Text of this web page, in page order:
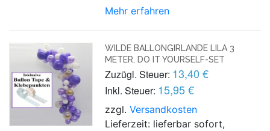
Mehr erfahren
WILDE BALLONGIRLANDE LILA 3
METER, DO IT YOURSELF-SET
Zuzügl. Steuer: 13,40 €
Inkl. Steuer: 15,95 €
zzgl.Versandkosten
Lieferzeit: lieferbar sofort,